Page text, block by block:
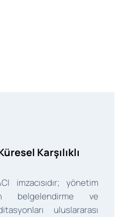
Karşılıklı
imzacısıdır; yönetim
belgelendirme ve
uluslararası